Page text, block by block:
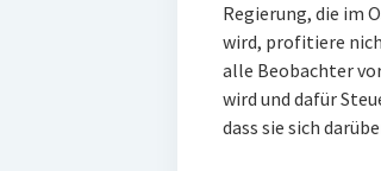
Regierung, die im
wird, profitiere
alle Beobachter
wird und dafür
dass sie sich